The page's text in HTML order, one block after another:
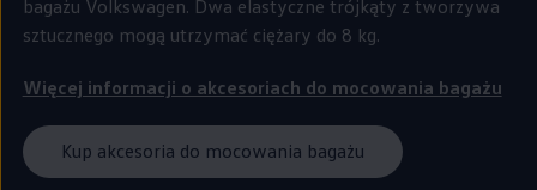
bagażu Volkswagen. Dwa elastyczne trójkąty z tworzywa
sztucznego mogą utrzymać ciężary do 8 kg.
Więcej informacji o akcesoriach do mocowania bagażu
Kup akcesoria do mocowania bagażu